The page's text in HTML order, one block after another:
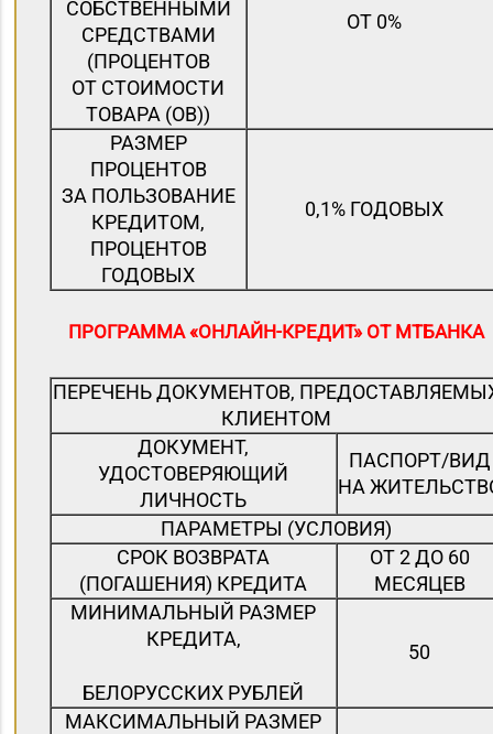
СОБСТВЕННЫМИ
СРЕДСТВАМИ
(ПРОЦЕНТОВ
ОТ СТОИМОСТИ
ТОВАРА (ОВ))
ОТ 0%
РАЗМЕР
ПРОЦЕНТОВ
ЗА ПОЛЬЗОВАНИЕ
КРЕДИТОМ,
ПРОЦЕНТОВ
ГОДОВЫХ
0,1% ГОДОВЫХ
ПРОГРАММА «ОНЛАЙН-КРЕДИТ» ОТ МТБАНКА
ПЕРЕЧЕНЬ ДОКУМЕНТОВ,
КЛИЕНТОМ
ДОКУМЕНТ,
УДОСТОВЕРЯЮЩИЙ
ЛИЧНОСТЬ
ПАСПОРТ/ВИД
НА
ПАРАМЕТРЫ (УСЛОВИЯ)
СРОК ВОЗВРАТА
(ПОГАШЕНИЯ) КРЕДИТА
ОТ 2 ДО 60
МЕСЯЦЕВ
МИНИМАЛЬНЫЙ РАЗМЕР
КРЕДИТА,
БЕЛОРУССКИХ РУБЛЕЙ
50
МАКСИМАЛЬНЫЙ РАЗМЕР